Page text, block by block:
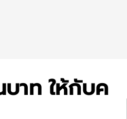
บาท ให้กับค